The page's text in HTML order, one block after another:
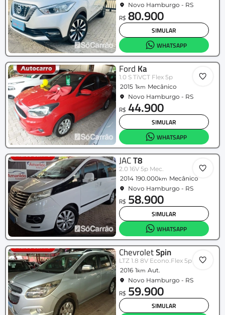
Novo Hamburgo - RS
R$ 80.900
SIMULAR
WHATSAPP
Ford Ka
1.0 S TiVCT Flex 5p
2015 1km Mecânico
Novo Hamburgo - RS
R$ 44.900
SIMULAR
WHATSAPP
JACT8
2.0 16V 5p Mec.
2014 190.000km Mecânico
Novo Hamburgo - RS
R$ 58.900
SIMULAR
WHATSAPP
ChevroletSpin
LTZ 1.8 8V Econo.Flex 5p Aut.
2016 1km Aut.
Novo Hamburgo - RS
R$ 59.900
SIMULAR